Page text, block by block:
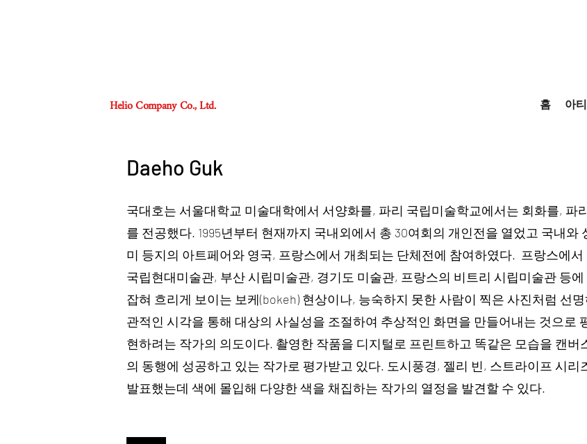
Helio Company Co., Ltd. 홈 아
Daeho Guk
국대호는 서울대학교 미술대학에서 서양화를, 파리 국립미술학교에서는 회화를, 파
를 전공했다. 1995년부터 현재까지 국내외에서 총 30여회의 개인전을 열었고 국내와
미 등지의 아트페어와 영국, 프랑스에서 개최되는 단체전에 참여하였다. 프랑스에
국립현대미술관, 부산 시립미술관, 경기도 미술관, 프랑스의 비트리 시립미술관 등
잡혀 흐리게 보이는 보케(bokeh) 현상이나, 능숙하지 못한 사람이 찍은 사진처럼 선
관적인 시각을 통해 대상의 사실성을 조절하여 추상적인 화면을 만들어내는 것으로
현하려는 작가의 의도이다. 촬영한 작품을 디지털로 프린트하고 똑같은 모습을 캔
의 동행에 성공하고 있는 작가로 평가받고 있다. 도시풍경, 젤리 빈, 스트라이프 시
발표했는데 색에 몰입해 다양한 색을 채집하는 작가의 열정을 발견할 수 있다.